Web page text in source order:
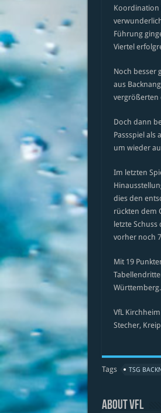
Koordination
Führung
Viertel
Noch besser
aus
vergrößerten
Doch dann
Passspiel als
um wieder
Im letzten
dies den
rückten dem
letzte
vorher noch
Mit 19
VfL
Stecher,
Tags TSG
About VfL